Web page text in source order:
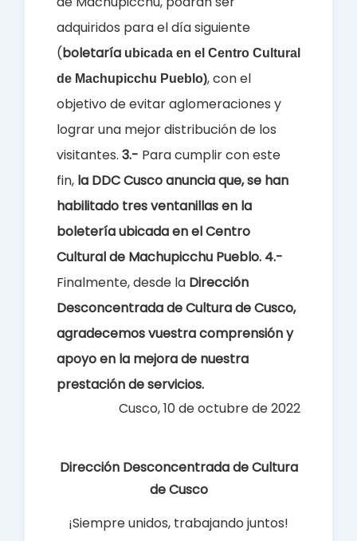
adquiridos para el día siguiente
(boletaría ubicada en el Centro Cultural
de Machupicchu Pueblo), con el
objetivo de evitar aglomeraciones y
lograr una mejor distribución de los
visitantes. 3.- Para cumplir con este
fin, la DDC Cusco anuncia que, se han
habilitado tres ventanillas en la
boletería ubicada en el Centro
Cultural de Machupicchu Pueblo. 4.-
Finalmente, desde la Dirección
Desconcentrada de Cultura de Cusco,
agradecemos vuestra comprensión y
apoyo en la mejora de nuestra
prestación de servicios.
Cusco, 10 de octubre de 2022
Dirección Desconcentrada de Cultura
de Cusco
¡Siempre unidos, trabajando juntos!